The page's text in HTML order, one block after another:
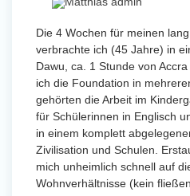
Die 4 Wochen für meinen
verbrachte ich (45 Jahre) in
Dawu, ca. 1 Stunde von
ich die Foundation in
gehörten die Arbeit im
für Schülerinnen in Englisch
in einem komplett
Zivilisation und Schulen.
mich unheimlich schnell auf
Wohnverhältnisse (kein